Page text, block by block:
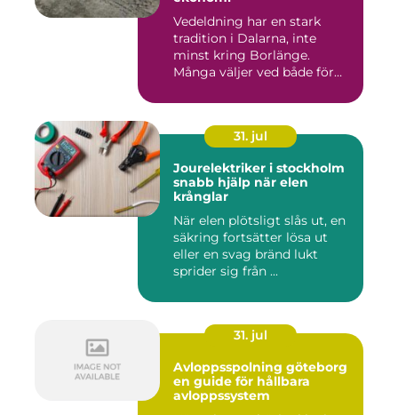
Vedeldning har en stark
tradition i Dalarna, inte
minst kring Borlänge.
Många väljer ved både för
31. jul
Jourelektriker i stockholm
snabb hjälp när elen
krånglar
När elen plötsligt slås ut, en
säkring fortsätter lösa ut
eller en svag bränd lukt
sprider sig från ...
31. jul
Avloppsspolning göteborg
en guide för hållbara
avloppssystem